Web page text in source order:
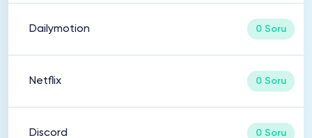
Dailymotion 0 Soru
Netflix 0 Soru
Discord 0 Soru